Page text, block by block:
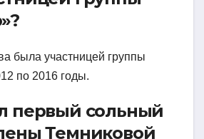
была участницей группы
по 2016 годы.
первый сольный
Темниковой